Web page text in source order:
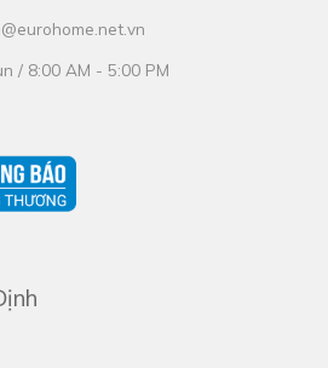
/ 8:00 AM - 5:00 PM